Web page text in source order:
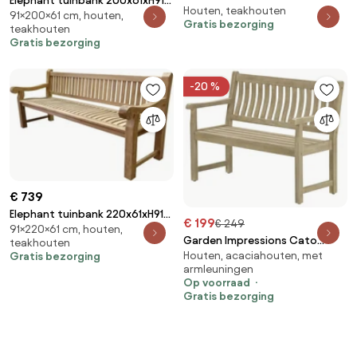
cm teak zware uitvoering
91×200×61 cm, houten,
teakhouten
Gratis bezorging
Houten, teakhouten
Gratis bezorging
€ 739
Elephant tuinbank 220x61xH91
cm teak zware uitvoering
91×220×61 cm, houten,
teakhouten
Gratis bezorging
-20 %
€ 199€ 249
Garden Impressions Cato
parkbank L110 - eucalyptus
white wash
Houten, acaciahouten, met
armleuningen
Op voorraad
Gratis bezorging